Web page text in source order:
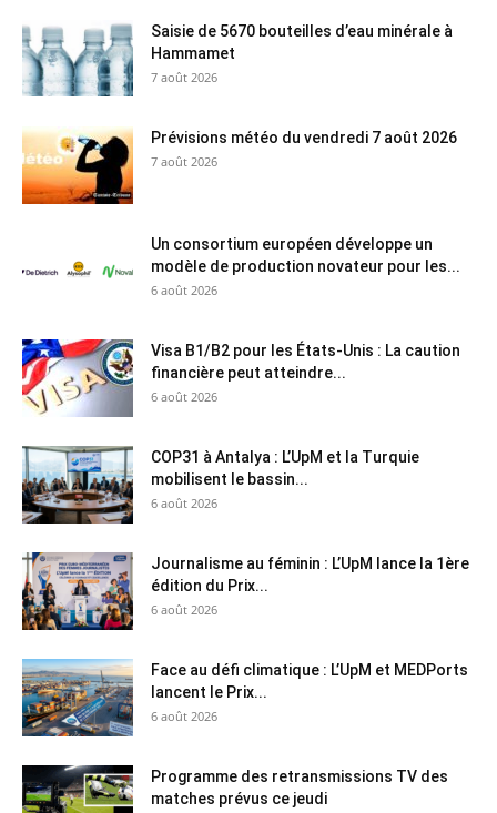
Saisie de 5670 bouteilles d’eau minérale à
Hammamet
7 août 2026
Prévisions météo du vendredi 7 août 2026
7 août 2026
Un consortium européen développe un
modèle de production novateur pour les...
6 août 2026
Visa B1/B2 pour les États-Unis : La caution
financière peut atteindre...
6 août 2026
COP31 à Antalya : L’UpM et la Turquie
mobilisent le bassin...
6 août 2026
Journalisme au féminin : L’UpM lance la 1ère
édition du Prix...
6 août 2026
Face au défi climatique : L’UpM et MEDPorts
lancent le Prix...
6 août 2026
Programme des retransmissions TV des
matches prévus ce jeudi